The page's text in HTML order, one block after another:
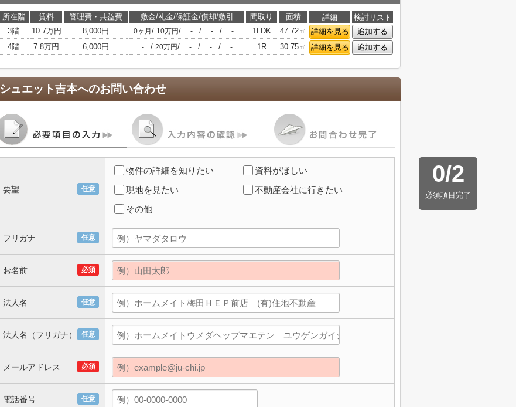
所在階 賃料 管理費・共益費 敷金/礼金/保証金/償却/敷引 間取り 面積 詳細
検討リスト
3階
10.7万円 8,000円 0ヶ月 / 10万円/ - / - / - 1LDK 47.72㎡ 詳細を見る
追加する
4階
7.8万円 6,000円 - / 20万円/ - / - / - 1R 30.75㎡ 詳細を見る 追加する
シュエット吉本へのお問い合わせ
0/2
必須項目完了
任意
要望
物件の詳細を知りたい
資料がほしい
現地を見たい
不動産会社に行きたい
その他
任意
フリガナ
必須
お名前
任意
法人名
任意
法人名（フリガナ）
必須
メールアドレス
任意
電話番号